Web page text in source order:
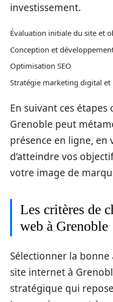
investissement.
Évaluation initiale du site et
Conception et
Optimisation SEO
Stratégie marketing digital
En suivant ces étapes
Grenoble peut
présence en ligne,
d’atteindre vos
votre image de
Les critères de
web à Grenoble
Sélectionner la
site internet à
stratégique qui